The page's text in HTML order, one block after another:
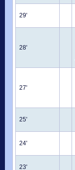
29'
28'
27'
25'
24'
23'